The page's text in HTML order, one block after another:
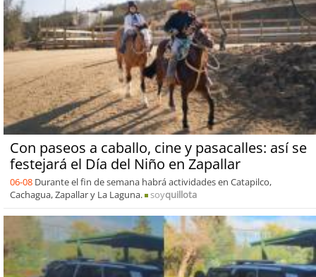
Con paseos a caballo, cine y pasacalles: así se
festejará el Día del Niño en Zapallar
06-08 Durante el fin de semana habrá actividades en Catapilco,
Cachagua, Zapallar y La Laguna.
soyquillota